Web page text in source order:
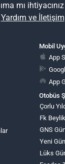
mı
Yardım ve İletişim
Mobil
App
App
Otobüs
Çorlu
Fk
GNS
Yeni
Lüks